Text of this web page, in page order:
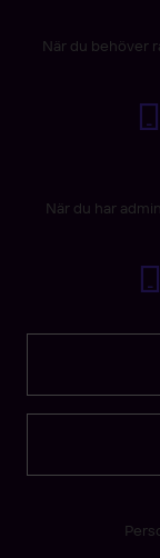
När du behöver
När du har